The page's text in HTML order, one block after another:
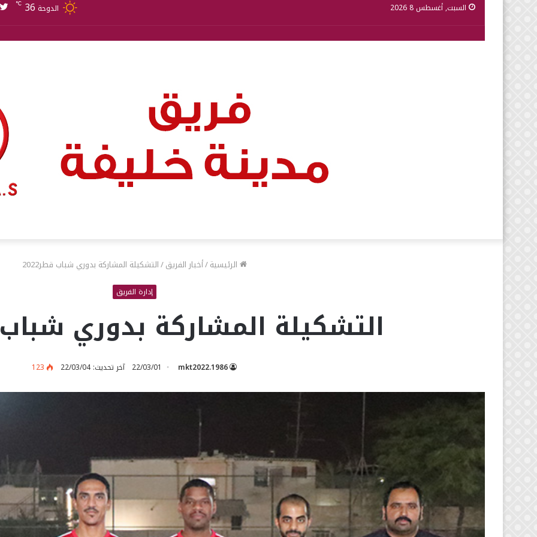
السبت, أغسطس 8 2026 الدوحة 36
℃
الرئيسية/أخبار الفريق/التشكيلة المشاركة بدوري شباب قطر2022
إدارة الفريق
التشكيلة المشاركة بدوري شباب
mkt2022.1986
22/03/01 آخر تحديث: 22/03/04 123